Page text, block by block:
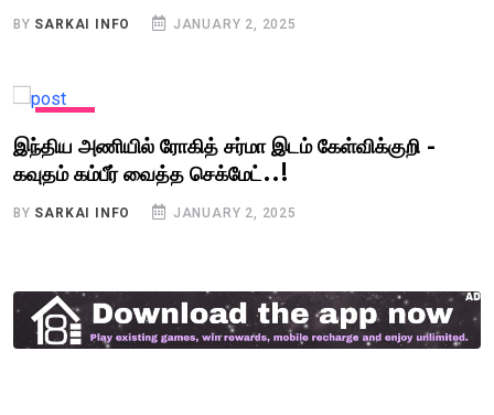
BY SARKAI INFO JANUARY 2, 2025
இந்திய அணியில் ரோகித் சர்மா இடம் கேள்விக்குறி -
கவுதம் கம்பீர் வைத்த செக்மேட்..!
BY SARKAI INFO JANUARY 2, 2025